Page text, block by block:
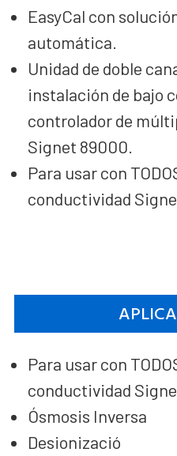
EasyCal con
automática.
Unidad de doble
instalación de bajo
controlador de
Signet 89000.
Para usar con
conductividad
Para usar con
conductividad
Ósmosis Inversa
Desionizació